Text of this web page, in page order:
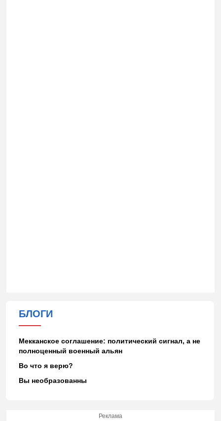
БЛОГИ
Мекканское соглашение: политический сигнал, а не
полноценный военный альян
Во что я верю?
Вы необразованны
Реклама